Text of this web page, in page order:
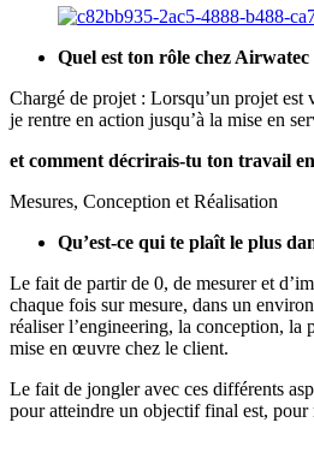
Quel est ton rôle chez Airwatec
Chargé de projet : Lorsqu’un projet est
je rentre en action jusqu’à la mise en
et comment décrirais-tu ton travail
Mesures, Conception et Réalisation
Qu’est-ce qui te plaît le plus
Le fait de partir de 0, de mesurer et
chaque fois sur mesure, dans un
réaliser l’engineering, la conception, la
mise en œuvre chez le client.
Le fait de jongler avec ces différents
pour atteindre un objectif final est, pour